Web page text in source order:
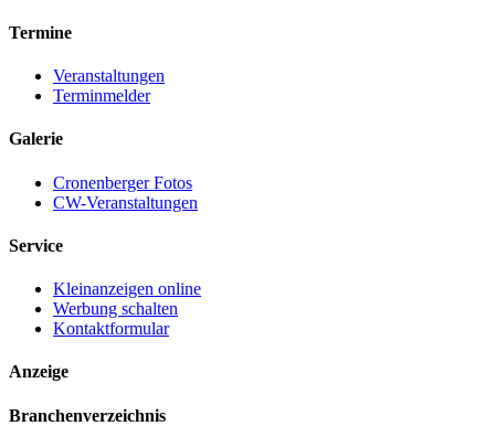
Termine
Veranstaltungen
Terminmelder
Galerie
Cronenberger Fotos
CW-Veranstaltungen
Service
Kleinanzeigen online
Werbung schalten
Kontaktformular
Anzeige
Branchenverzeichnis